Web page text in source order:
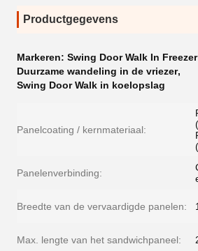
Productgegevens
Markeren: Swing Door Walk In
Duurzame wandeling in de vriezer,
Swing Door Walk in koelopslag
Panelcoating / kernmateriaal:
Panelenverbinding:
Breedte van de vervaardigde panelen:
Max. lengte van het sandwichpaneel: